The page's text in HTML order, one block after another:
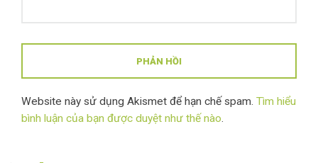
Website này sử dụng Akismet để hạn chế spam. Tìm hiểu
bình luận của bạn được duyệt như thế nào.